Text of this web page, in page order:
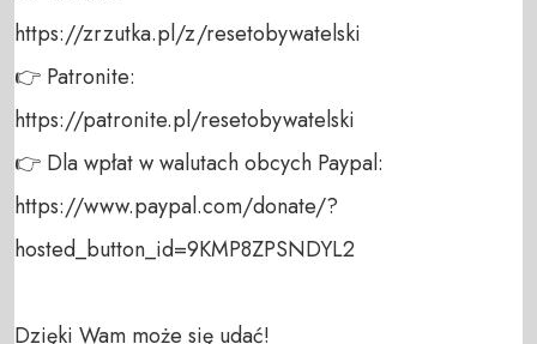
https://zrzutka.pl/z/resetobywatelski
👉 Patronite:
https://patronite.pl/resetobywatelski
👉 Dla wpłat w walutach obcych Paypal:
https://www.paypal.com/donate/?
hosted_button_id=9KMP8ZPSNDYL2
Dzięki Wam może się udać!